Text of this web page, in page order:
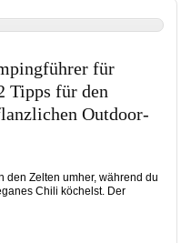
für
Tipps für den
Outdoor-
den Zelten umher, während du
Chili köchelst. Der